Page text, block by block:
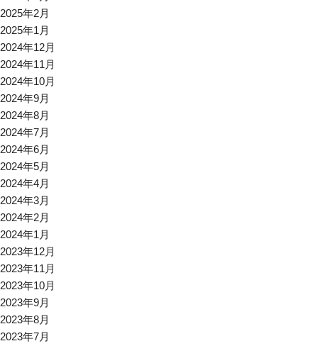
2025年2月
2025年1月
2024年12月
2024年11月
2024年10月
2024年9月
2024年8月
2024年7月
2024年6月
2024年5月
2024年4月
2024年3月
2024年2月
2024年1月
2023年12月
2023年11月
2023年10月
2023年9月
2023年8月
2023年7月